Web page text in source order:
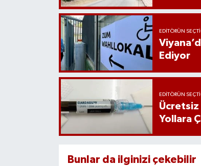
EDITÖRÜN
Ediyor
EDITÖRÜN
Ücretsiz
Yollara
Bunlar da ilginizi çekebilir